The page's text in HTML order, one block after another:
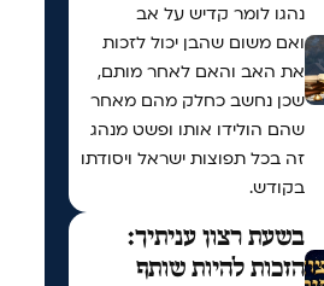
נהגו לומר קדיש על אב
ואם משום שהבן יכול לזכות
את האב והאם לאחר מותם,
שכן נחשב כחלק מהם מאחר
שהם הולידו אותו ופשט מנהג
זה בכל תפוצות ישראל ויסודתו
בקודש.
בשעת רצון עניתיך:
הזכות להיות שותף